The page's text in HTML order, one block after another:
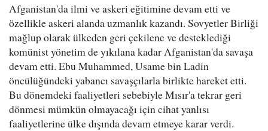
Afganistan'da ilmi ve askeri eğitimine devam etti ve
özellikle askeri alanda uzmanlık kazandı. Sovyetler Birliği
mağlup olarak ülkeden geri çekilene ve desteklediği
komünist yönetim de yıkılana kadar Afganistan'da savaşa
devam etti. Ebu Muhammed, Usame bin Ladin
öncülüğündeki yabancı savaşçılarla birlikte hareket etti.
Bu dönemdeki faaliyetleri sebebiyle Mısır'a tekrar geri
dönmesi mümkün olmayacağı için cihat yanlısı
faaliyetlerine ülke dışında devam etmeye karar verdi.